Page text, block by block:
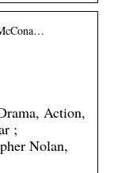
Action,
;
Nolan,